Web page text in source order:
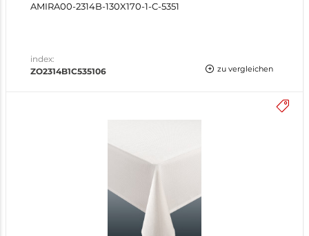
AMIRA00-2314B-130X170-1-C-5351
index:
ZO2314B1C535106
zu vergleichen